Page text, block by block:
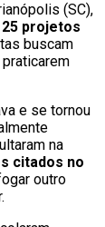
(SC),
25 projetos
buscam
e se tornou
na
citados no
outro